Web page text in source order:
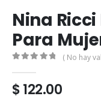
Nina
Para
( No hay
$122.00